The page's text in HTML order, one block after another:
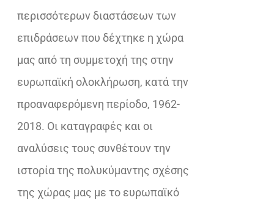
περισσότερων διαστάσεων των
επιδράσεων που δέχτηκε η χώρα
μας από τη συμμετοχή της στην
ευρωπαϊκή ολοκλήρωση, κατά την
προαναφερόμενη περίοδο, 1962-
2018. Οι καταγραφές και οι
αναλύσεις τους συνθέτουν την
ιστορία της πολυκύμαντης σχέσης
της χώρας μας με το ευρωπαϊκό